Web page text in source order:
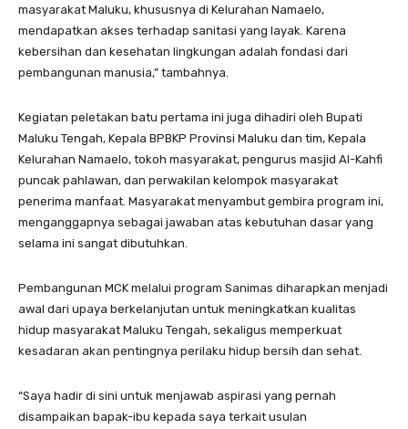
masyarakat Maluku, khususnya di Kelurahan Namaelo,
mendapatkan akses terhadap sanitasi yang layak. Karena
kebersihan dan kesehatan lingkungan adalah fondasi dari
pembangunan manusia,” tambahnya.
Kegiatan peletakan batu pertama ini juga dihadiri oleh Bupati
Maluku Tengah, Kepala BPBKP Provinsi Maluku dan tim, Kepala
Kelurahan Namaelo, tokoh masyarakat, pengurus masjid Al-Kahfi
puncak pahlawan, dan perwakilan kelompok masyarakat
penerima manfaat. Masyarakat menyambut gembira program ini,
menganggapnya sebagai jawaban atas kebutuhan dasar yang
selama ini sangat dibutuhkan.
Pembangunan MCK melalui program Sanimas diharapkan menjadi
awal dari upaya berkelanjutan untuk meningkatkan kualitas
hidup masyarakat Maluku Tengah, sekaligus memperkuat
kesadaran akan pentingnya perilaku hidup bersih dan sehat.
“Saya hadir di sini untuk menjawab aspirasi yang pernah
disampaikan bapak-ibu kepada saya terkait usulan